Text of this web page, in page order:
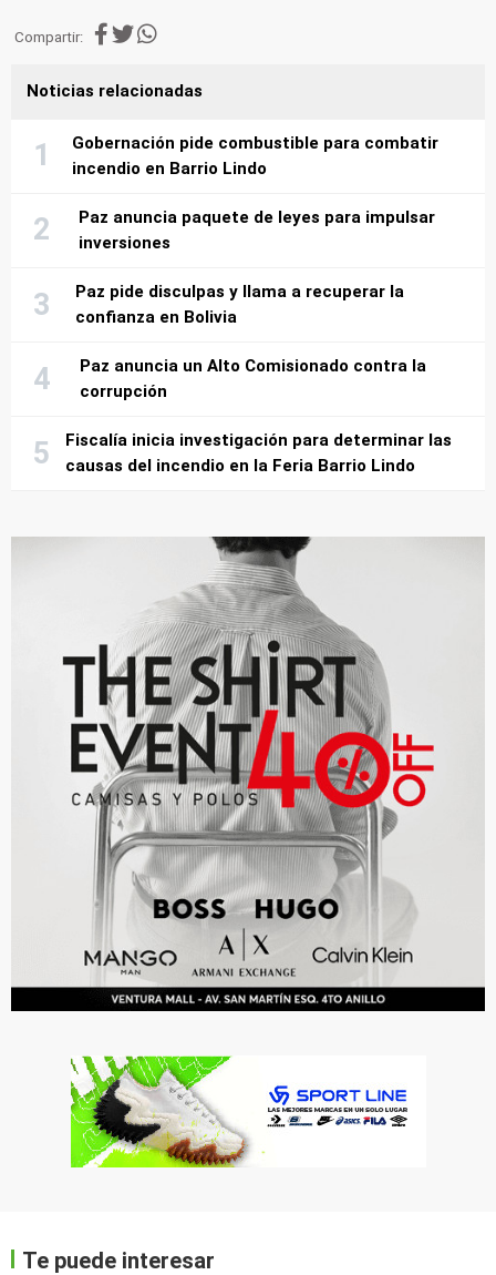
Compartir:
Noticias relacionadas
Gobernación pide combustible para combatir
incendio en Barrio Lindo
Paz anuncia paquete de leyes para impulsar
inversiones
Paz pide disculpas y llama a recuperar la
confianza en Bolivia
Paz anuncia un Alto Comisionado contra la
corrupción
Fiscalía inicia investigación para determinar las
causas del incendio en la Feria Barrio Lindo
Te puede interesar